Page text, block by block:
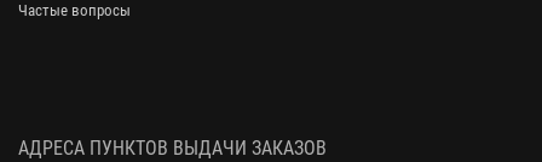
Частые вопросы
АДРЕСА ПУНКТОВ ВЫДАЧИ ЗАКАЗОВ